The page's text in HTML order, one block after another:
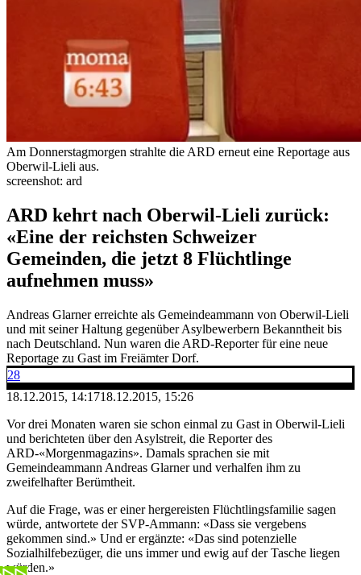
Am Donnerstagmorgen strahlte die ARD erneut eine Reportage aus
Oberwil-Lieli aus.
screenshot: ard
ARD kehrt nach Oberwil-Lieli zurück:
«Eine der reichsten Schweizer
Gemeinden, die jetzt 8 Flüchtlinge
aufnehmen muss»
Andreas Glarner erreichte als Gemeindeammann von Oberwil-Lieli
und mit seiner Haltung gegenüber Asylbewerbern Bekanntheit bis
nach Deutschland. Nun waren die ARD-Reporter für eine neue
Reportage zu Gast im Freiämter Dorf.
28
18.12.2015, 14:1718.12.2015, 15:26
Vor drei Monaten waren sie schon einmal zu Gast in Oberwil-Lieli
und berichteten über den Asylstreit, die Reporter des
ARD-«Morgenmagazins». Damals sprachen sie mit
Gemeindeammann Andreas Glarner und verhalfen ihm zu
zweifelhafter Berümtheit.
Auf die Frage, was er einer hergereisten Flüchtlingsfamilie sagen
würde, antwortete der SVP-Ammann: «Dass sie vergebens
gekommen sind.» Und er ergänzte: «Das sind potenzielle
Sozialhilfebezüger, die uns immer und ewig auf der Tasche liegen
würden.»